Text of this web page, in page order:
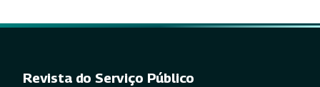
Revista do Serviço Público